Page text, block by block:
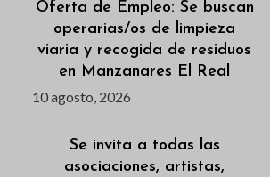
Oferta de Empleo: Se buscan
operarias/os de limpieza
viaria y recogida de residuos
en Manzanares El Real
10 agosto, 2026
Se invita a todas las
asociaciones, artistas,